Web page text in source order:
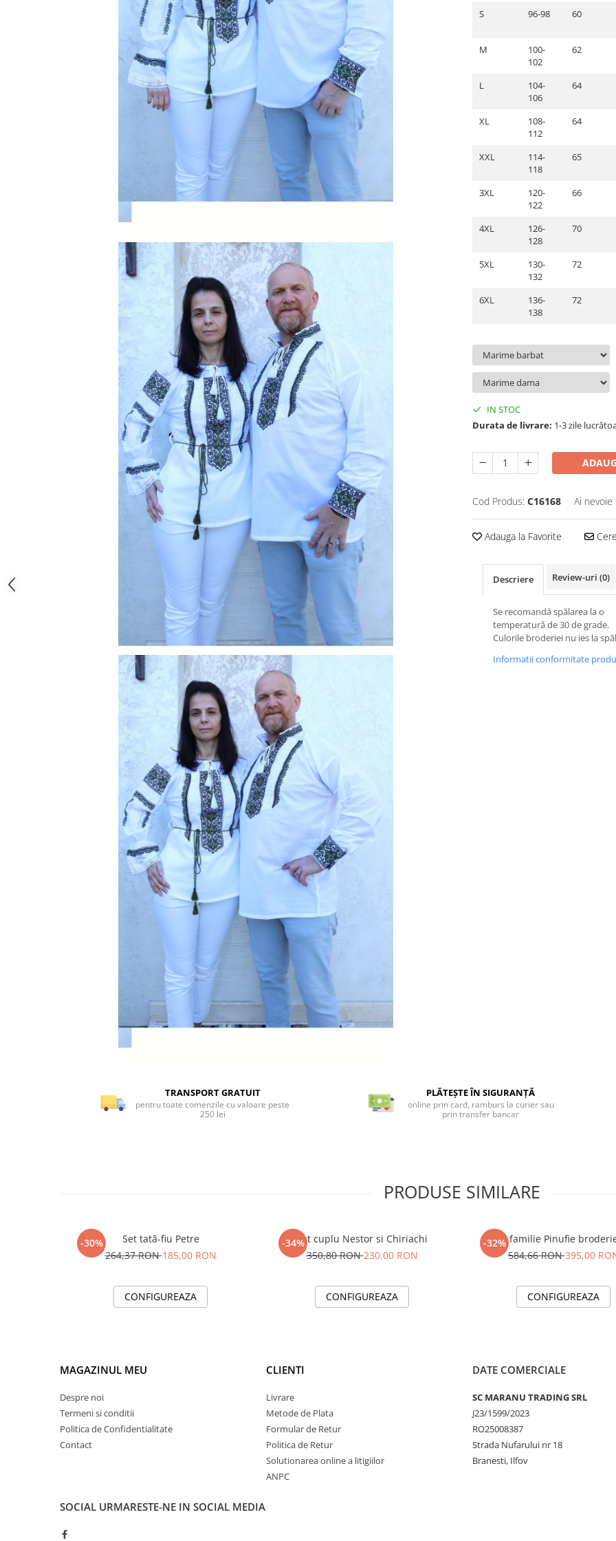
S 96-98 60
M
100-
102
62
L
104-
106
64
XL
108-
112
64
XXL
114-
118
65
3XL
120-
122
66
4XL
126-
128
70
5XL
130-
132
72
6XL
136-
138
72
IN STOC
Durata de livrare: 1-3 zile
Cod Produs: C16168 Ai nevoie
Adauga la Favorite
Descriere Review-uri (0)
Se recomandă spălarea la o
temperatură de 30 de grade.
Culorile broderiei nu ies la
Informatii conformitate
TRANSPORT GRATUIT
pentru toate comenzile cu valoare peste
250 lei
PLĂTEȘTE ÎN SIGURANȚĂ
online prin card, ramburs la curier sau
prin transfer bancar
PRODUSE SIMILARE
-30%
Set tată-fiu Petre
264,37 RON185,00 RON
CONFIGUREAZA
-34%Set cuplu Nestor si Chiriachi
350,80 RON230,00 RON
CONFIGUREAZA
-32%
Set familie Pinufie
584,66 RON395,00
CONFIGUREAZA
MAGAZINUL MEU
Despre noi
Termeni si conditii
Politica de Confidentialitate
Contact
CLIENTI
Livrare
Metode de Plata
Formular de Retur
Politica de Retur
Solutionarea online a litigiilor
ANPC
DATE COMERCIALE
SC MARANU TRADING SRL
J23/1599/2023
RO25008387
Strada Nufarului nr 18
Branesti, Ilfov
SOCIAL URMARESTE-NE IN SOCIAL MEDIA